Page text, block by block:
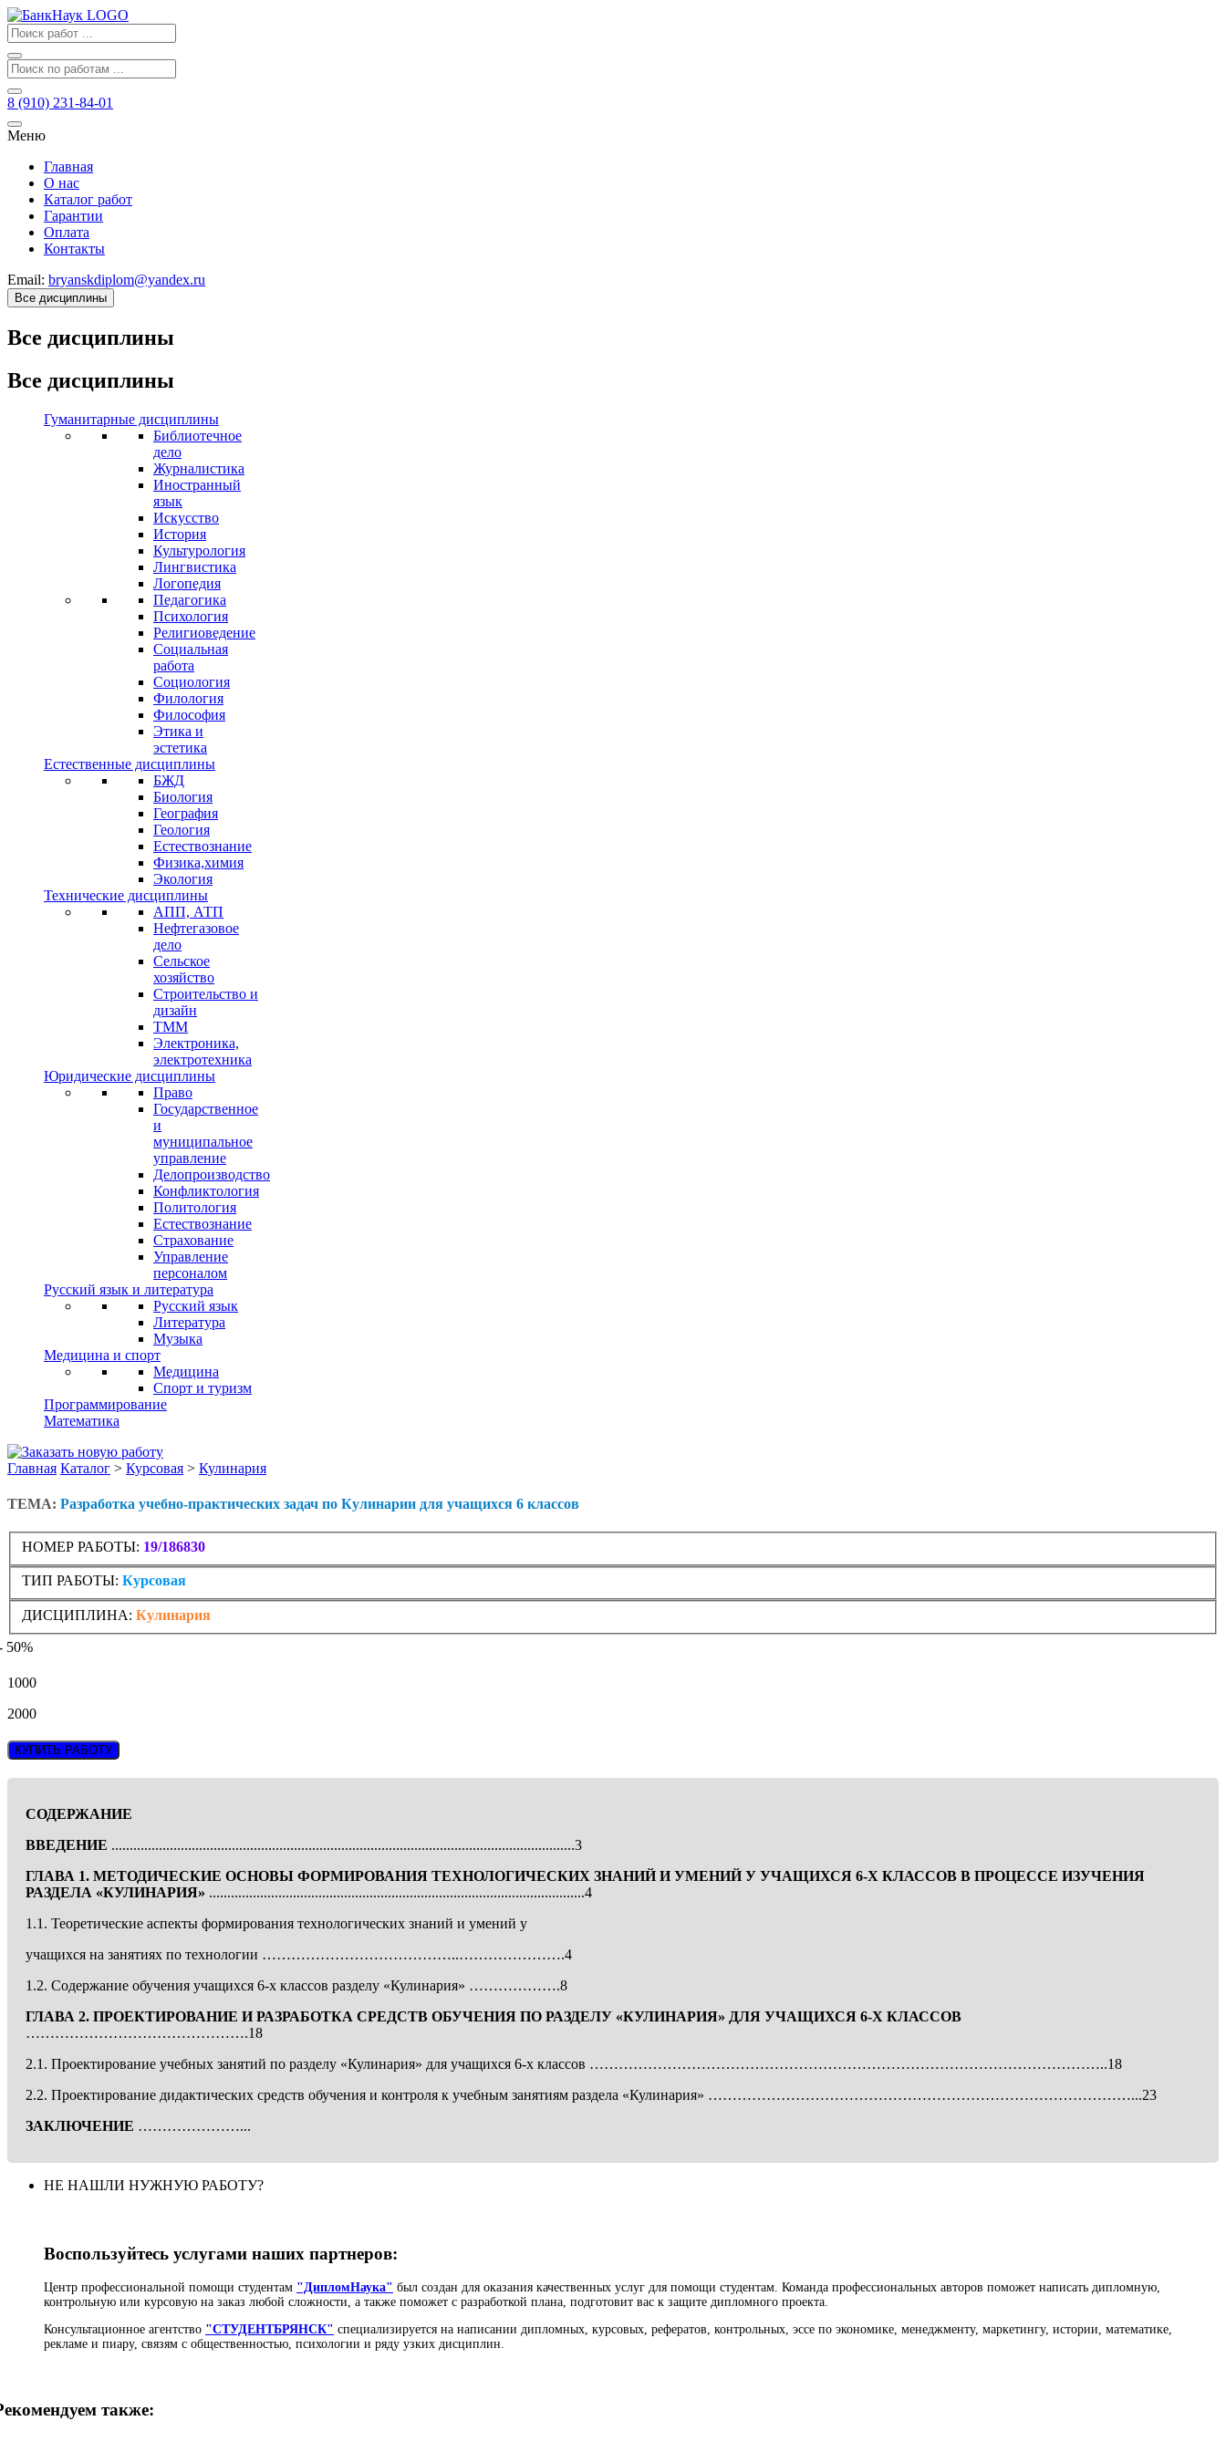
8 (910) 231-84-01
Меню
Главная
О нас
Каталог работ
Гарантии
Оплата
Контакты
Email: bryanskdiplom@yandex.ru
Все дисциплины
Все дисциплины
Все дисциплины
Гуманитарные дисциплины
Библиотечное
дело
Журналистика
Иностранный
язык
Искусство
История
Культурология
Лингвистика
Логопедия
Педагогика
Психология
Религиоведение
Социальная
работа
Социология
Филология
Философия
Этика и
эстетика
Естественные дисциплины
БЖД
Биология
География
Геология
Естествознание
Физика,химия
Экология
Технические дисциплины
АПП, АТП
Нефтегазовое
дело
Сельское
хозяйство
Строительство и
дизайн
ТММ
Электроника,
электротехника
Юридические дисциплины
Право
Государственное
и
муниципальное
управление
Делопроизводство
Конфликтология
Политология
Естествознание
Страхование
Управление
персоналом
Русский язык и литература
Русский язык
Литература
Музыка
Медицина и спорт
Медицина
Спорт и туризм
Программирование
Математика
Главная Каталог > Курсовая > Кулинария
ТЕМА: Разработка учебно-практических задач по Кулинарии для учащихся 6 классов
НОМЕР РАБОТЫ: 19/186830
ТИП РАБОТЫ: Курсовая
ДИСЦИПЛИНА: Кулинария
50%
1000
2000
КУПИТЬ РАБОТУ
СОДЕРЖАНИЕ
ВВЕДЕНИЕ ...............................................................................................................................3
ГЛАВА 1. МЕТОДИЧЕСКИЕ ОСНОВЫ ФОРМИРОВАНИЯ ТЕХНОЛОГИЧЕСКИХ ЗНАНИЙ И УМЕНИЙ У УЧАЩИХСЯ 6-Х КЛАССОВ В ПРОЦЕССЕ ИЗУЧЕНИЯ
РАЗДЕЛА «КУЛИНАРИЯ» .......................................................................................................4
1.1. Теоретические аспекты формирования технологических знаний и умений у
учащихся на занятиях по технологии …………………………………..………………….4
1.2. Содержание обучения учащихся 6-х классов разделу «Кулинария» ……………….8
ГЛАВА 2. ПРОЕКТИРОВАНИЕ ИРАЗРАБОТКА СРЕДСТВ ОБУЧЕНИЯ ПО РАЗДЕЛУ «КУЛИНАРИЯ» ДЛЯ УЧАЩИХСЯ 6-Х КЛАССОВ
……………………………………….18
2.1. Проектирование учебных занятий по разделу «Кулинария» для учащихся 6-х классов ……………………………………………………………………………………………..18
2.2. Проектирование дидактических средств обучения и контроля к учебным занятиям раздела «Кулинария» ……………………………………………………………………………...23
ЗАКЛЮЧЕНИЕ …………………...
НЕ НАШЛИ НУЖНУЮ РАБОТУ?
Воспользуйтесь услугами наших партнеров:
Центр профессиональной помощи студентам "ДипломНаука" был создан для оказания качественных услуг для помощи студентам. Команда профессиональных авторов поможет написать дипломную,
контрольную или курсовую на заказ любой сложности, а также поможет с разработкой плана, подготовит вас к защите дипломного проекта.
Консультационное агентство "СТУДЕНТБРЯНСК" специализируется на написании дипломных, курсовых, рефератов, контрольных, эссе по экономике, менеджменту, маркетингу, истории, математике,
рекламе и пиару, связям с общественностью, психологии и ряду узких дисциплин.
также: